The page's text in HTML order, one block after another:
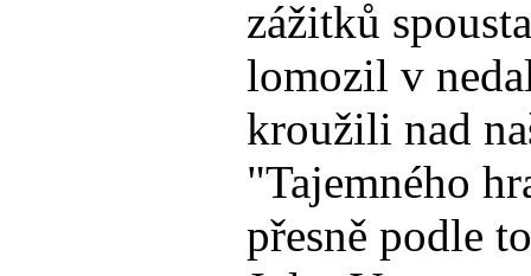
zážitků
lomozil v
kroužili nad
"Tajemného
přesně podle